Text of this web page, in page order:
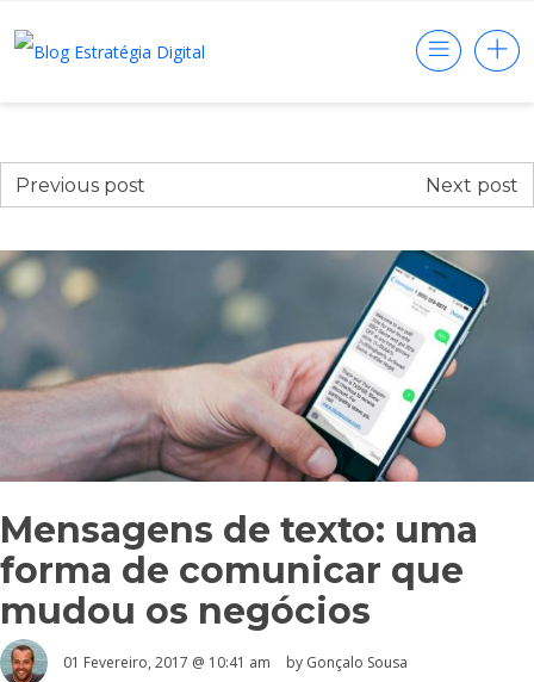
Previous post Next post
Mensagens de texto: uma
forma de comunicar que
mudou os negócios
01 Fevereiro, 2017 @ 10:41 am by Gonçalo Sousa